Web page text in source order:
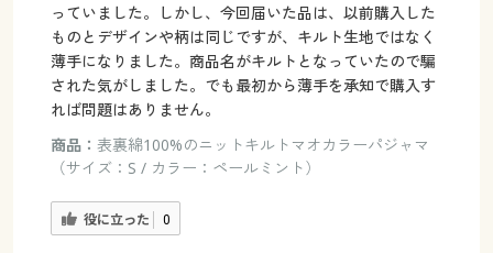
っていました。しかし、今回届いた品は、以前購入した
ものとデザインや柄は同じですが、キルト生地ではなく
薄手になりました。商品名がキルトとなっていたので騙
された気がしました。でも最初から薄手を承知で購入す
れば問題はありません。
商品： 表裏綿100%のニットキルトマオカラーパジャマ
（サイズ：S / カラー：ペールミント）
役に立った 0